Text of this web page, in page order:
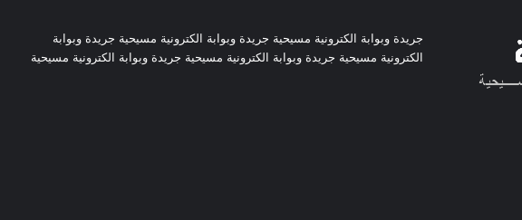
توما الرسول.. من الشك إلى الإيمان
الحقيقي – الأب رفيق جريش
جريدة وبوابة الكترونية مسيحية جريدة وبوابة الكترونية مسيحية جريدة وبوابة
الكترونية مسيحية جريدة وبوابة الكترونية مسيحية جريدة وبوابة الكترونية مسيحية